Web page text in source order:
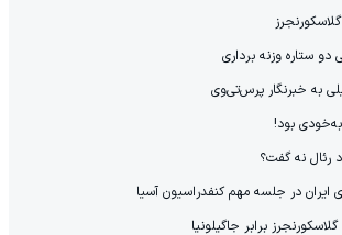
ستاره وزنه برداری
به خبرنگار پرس‌تی‌وی
بود!
رئال نه گفت؟
در جلسه مهم کنفدراسیون آسیا
برابر جاگیلونیا